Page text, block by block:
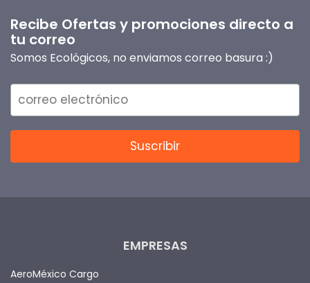
Recibe Ofertas y promociones directo a
tu correo
Somos Ecológicos, no enviamos correo basura :)
EMPRESAS
AeroMéxico Cargo